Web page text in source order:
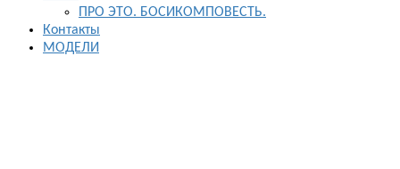
ПРО ЭТО. БОСИКОМПОВЕСТЬ.
Контакты
МОДЕЛИ